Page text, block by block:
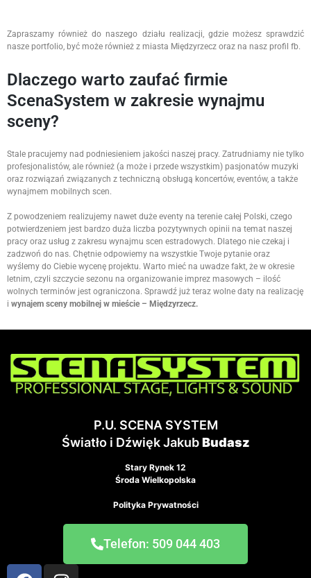
Zapraszamy również do naszego działu realizacji, gdzie możesz sprawdzić
nasze portfolio, być może również z miasta Międzyrzecz oraz na nasz profil fb.
Dlaczego warto zaufać firmie
ScenaSystem w zakresie wynajmu
sceny?
Stale pracujemy nad podniesieniem jakości naszej pracy. Zatrudniamy nie tylko
profesjonalistów, ale również (a może i przede wszystkim) pasjonatów muzyki
oraz rozwiązań związanych z techniczną obsługą koncertów, eventów, a także
wynajmem mobilnych scen.
Z powodzeniem realizujemy nawet duże eventy na terenie całej Polski, czego
potwierdzeniem jest bardzo duża liczba pozytywnych opinii na temat naszej
pracy oraz usług z zakresu wynajmu scen estradowych. Dlatego nie czekaj i
zadzwoń do nas. Chętnie odpowiemy na wszystkie Twoje pytanie oraz
wyślemy do Ciebie wycenę projektu. Warto mieć na uwadze fakt, że w okresie
letnim, czyli szczycie sezonu na organizowanie imprez masowych – ilość
wolnych terminów jest ograniczona. Sprawdź już teraz wolne daty na realizację
i wynajem sceny mobilnej w mieście – Międzyrzecz.
P.U. SCENA SYSTEM
Światło i Dźwięk JakubBudasz
Stary Rynek 12
Środa Wielkopolska
Polityka Prywatności
Telefon: 509 044 403